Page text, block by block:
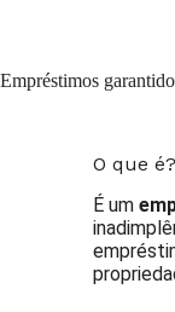
Empréstimos
O que é?
É um